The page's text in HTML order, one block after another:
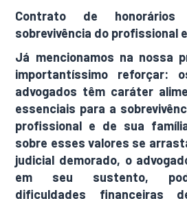
Contrato de honorários
sobrevivência do profissional
Já mencionamos na nossa
importantíssimo reforçar:
advogados têm caráter
essenciais para a
profissional e de sua
sobre esses valores se
judicial demorado, o
em seu sustento,
dificuldades financeiras